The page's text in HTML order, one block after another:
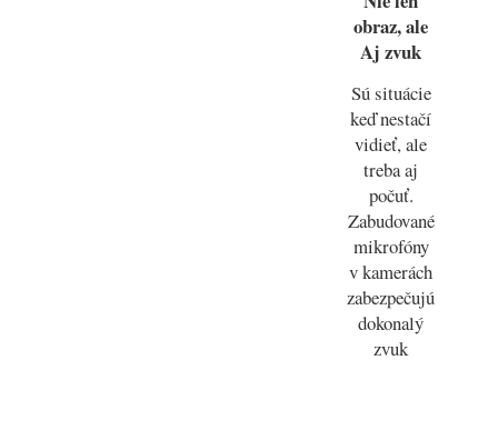
obraz, ale
Aj zvuk
Sú situácie
keď nestačí
vidieť, ale
treba aj
počuť.
Zabudované
mikrofóny
v kamerách
zabezpečujú
dokonalý
zvuk